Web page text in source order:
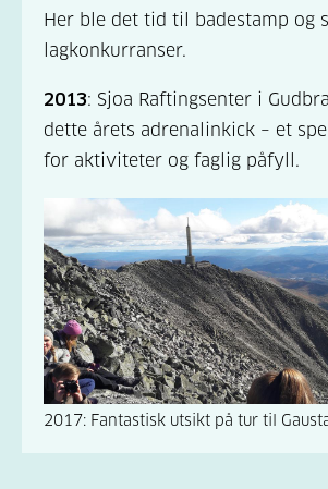
Her ble det tid til badestamp og
lagkonkurranser.
2013: Sjoa Raftingsenter i
dette årets adrenalinkick – et
for aktiviteter og faglig påfyll.
2017: Fantastisk utsikt på tur til